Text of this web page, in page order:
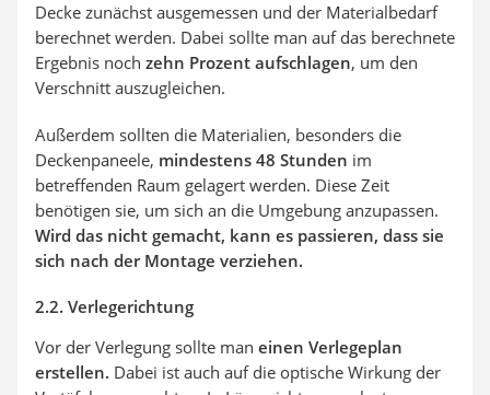
Decke zunächst ausgemessen und der Materialbedarf
berechnet werden. Dabei sollte man auf das berechnete
Ergebnis noch zehn Prozent aufschlagen, um den
Verschnitt auszugleichen.
Außerdem sollten die Materialien, besonders die
Deckenpaneele, mindestens 48 Stunden im
betreffenden Raum gelagert werden. Diese Zeit
benötigen sie, um sich an die Umgebung anzupassen.
Wird das nicht gemacht, kann es passieren, dass sie
sich nach der Montage verziehen.
2.2. Verlegerichtung
Vor der Verlegung sollte man einen Verlegeplan
erstellen. Dabei ist auch auf die optische Wirkung der